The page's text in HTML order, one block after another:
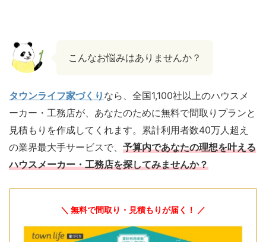
こんなお悩みはありませんか？
タウンライフ家づくり なら、全国1,100社以上のハウスメ
ーカー・工務店が、あなたのために無料で間取りプランと
見積もりを作成してくれます。累計利用者数40万人超え
の業界最大手サービスで、 予算内であなたの理想を叶える
ハウスメーカー・工務店を探してみませんか？
＼ 無料で間取り・見積もりが届く！ ／